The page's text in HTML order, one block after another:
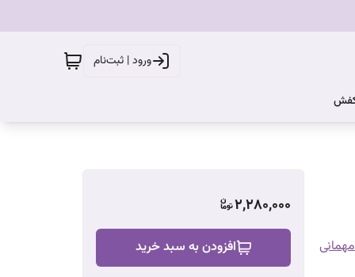
ورود | ثبت‌نام
2,280,000
افزودن به سبد خرید